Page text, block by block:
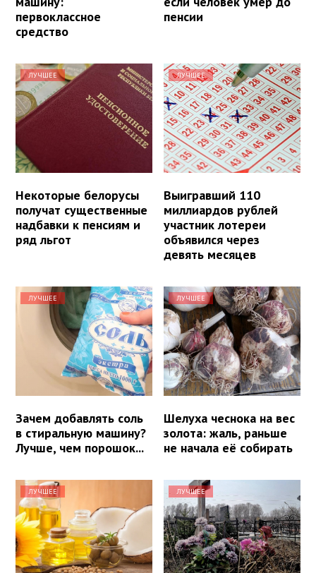
первоклассное
средство
пенсии
ЛУЧШЕЕ
Некоторые белорусы
получат существенные
надбавки к пенсиям и
ряд льгот
ЛУЧШЕЕ
Выигравший 110
миллиардов рублей
участник лотереи
объявился через
девять месяцев
ЛУЧШЕЕ
Зачем добавлять соль
в стиральную машину?
Лучше, чем порошок...
ЛУЧШЕЕ
Шелуха чеснока на вес
золота: жаль, раньше
не начала её собирать
ЛУЧШЕЕ ЛУЧШЕЕ